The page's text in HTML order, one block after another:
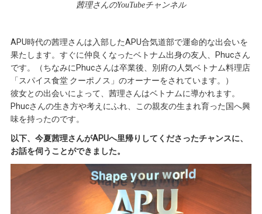
茜理さんのYouTubeチャンネル
APU時代の茜理さんは入部したAPU合気道部で運命的な出会いを
果たします。すぐに仲良くなったベトナム出身の友人、Phucさん
です。（ちなみにPhucさんは卒業後、別府の人気ベトナム料理店
「スパイス食堂 クーポノス」のオーナーをされています。）
彼女との出会いによって、茜理さんはベトナムに導かれます。
Phucさんの生き方や考えにふれ、この親友の生まれ育った国へ興
味を持ったのです。
以下、今夏茜理さんがAPUへ里帰りしてくださったチャンスに、
お話を伺うことができました。